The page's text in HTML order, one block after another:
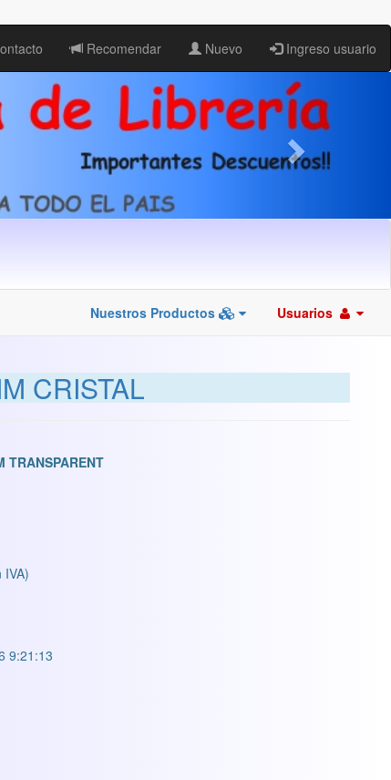
Recomendar Nuevo Ingreso usuario
Nuestros Productos Usuarios
CRISTAL
TRANSPARENT
IVA)
9:21:13